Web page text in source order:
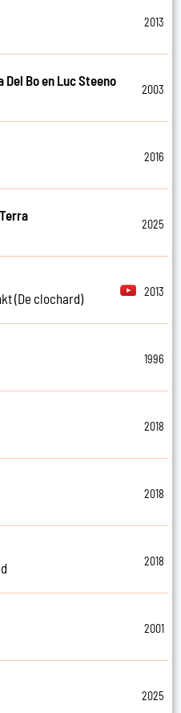
2013
Bo en Luc Steeno
2003
2016
2025
(De clochard)
2013
1996
2018
2018
2018
2001
2025